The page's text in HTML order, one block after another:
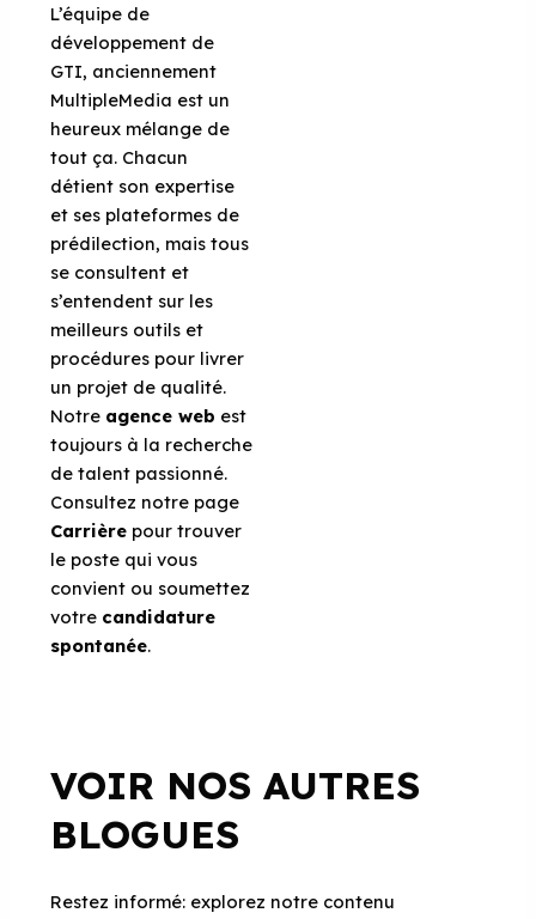
L’équipe de
développement de
GTI, anciennement
MultipleMedia est un
heureux mélange de
tout ça. Chacun
détient son expertise
et ses plateformes de
prédilection, mais tous
se consultent et
s’entendent sur les
meilleurs outils et
procédures pour livrer
un projet de qualité.
Notre agence web est
toujours à la recherche
de talent passionné.
Consultez notre page
Carrière pour trouver
le poste qui vous
convient ou soumettez
votre candidature
spontanée.
VOIR NOS AUTRES
BLOGUES
Restez informé: explorez notre contenu